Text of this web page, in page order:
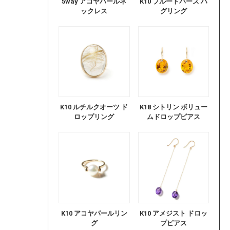
ックレス
グリング
K10 ルチルクオーツ ド
ロップリング
K18 シトリン ボリュー
ムドロップピアス
K10 アコヤパールリン
グ
K10 アメジスト ドロッ
プピアス